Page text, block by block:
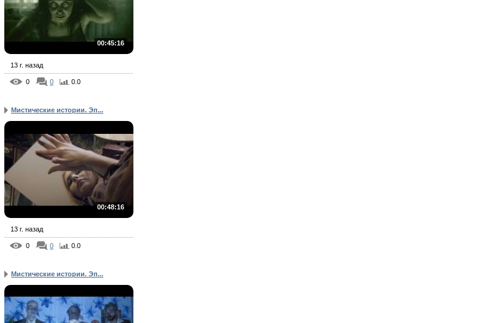
00:45:16
13 г. назад
0 0 0.0
Мистические истории. Эп...
00:48:16
13 г. назад
0 0 0.0
Мистические истории. Эп...